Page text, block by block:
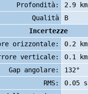
Profondità:
2.9 km
Qualità
B
Incertezze
orizzontale:
0.2 km
verticale:
0.1 km
Gap angolare:
132°
RMS:
0.05 s